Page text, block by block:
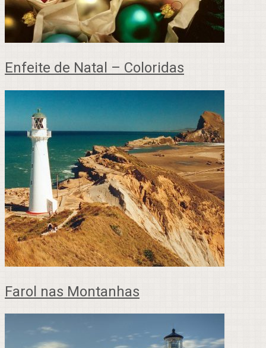
Enfeite de Natal – Coloridas
Farol nas Montanhas